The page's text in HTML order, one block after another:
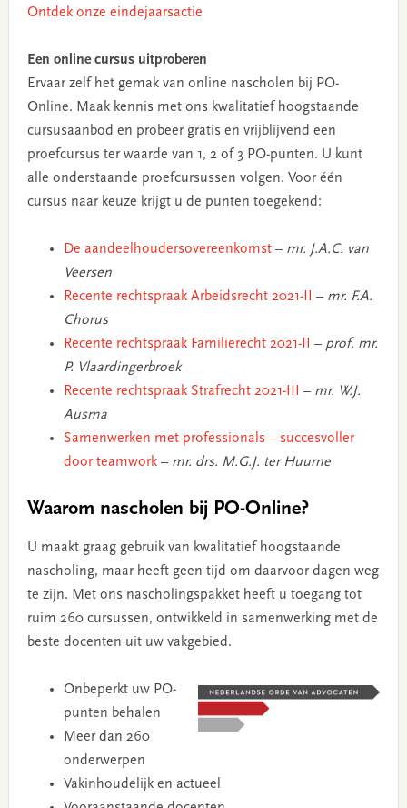
Ontdek onze eindejaarsactie
Een online cursus uitproberen
Ervaar zelf het gemak van online nascholen bij PO-
Online. Maak kennis met ons kwalitatief hoogstaande
cursusaanbod en probeer gratis en vrijblijvend een
proefcursus ter waarde van 1, 2 of 3 PO-punten. U kunt
alle onderstaande proefcursussen volgen. Voor één
cursus naar keuze krijgt u de punten toegekend:
De aandeelhoudersovereenkomst– mr. J.A.C. van
Veersen
Recente rechtspraak Arbeidsrecht 2021-II
– mr. F.A.
Chorus
Recente rechtspraak Familierecht 2021-II
– prof. mr.
P. Vlaardingerbroek
Recente rechtspraak Strafrecht 2021-III
– mr. W.J.
Ausma
Samenwerken met professionals – succesvoller
door teamwork– mr. drs. M.G.J. ter Huurne
Waarom nascholen bij PO-Online?
U maakt graag gebruik van kwalitatief hoogstaande
nascholing, maar heeft geen tijd om daarvoor dagen weg
te zijn. Met ons nascholingspakket heeft u toegang tot
ruim 260 cursussen, ontwikkeld in samenwerking met de
beste docenten uit uw vakgebied.
Onbeperkt uw PO-
punten behalen
Meer dan 260
onderwerpen
Vakinhoudelijk en actueel